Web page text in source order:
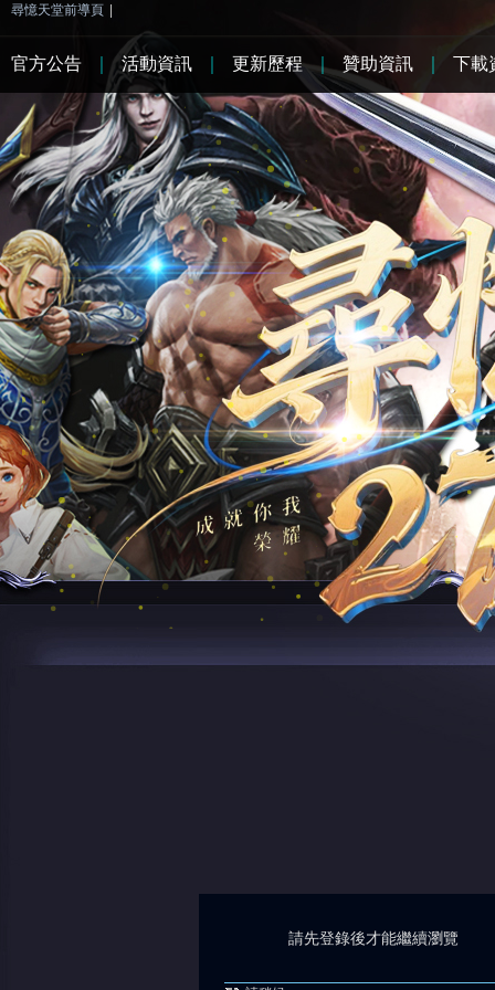
尋憶天堂前導頁
請先登錄後才能繼續瀏覽